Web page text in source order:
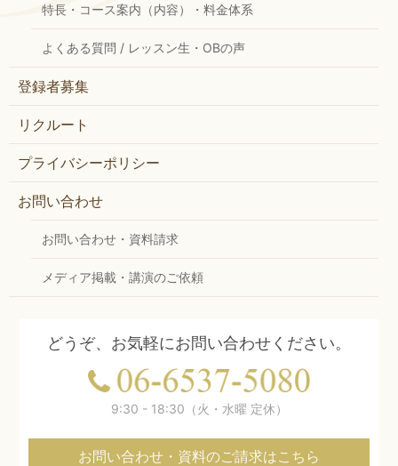
特長・コース案内（内容）・料金体系
よくある質問 / レッスン生・OBの声
登録者募集
リクルート
プライバシーポリシー
お問い合わせ
お問い合わせ・資料請求
メディア掲載・講演のご依頼
どうぞ、お気軽にお問い合わせください。
9:30 - 18:30（火・水曜 定休）
お問い合わせ・資料のご請求はこちら